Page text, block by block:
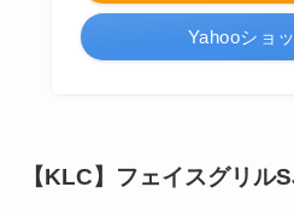
Yahooショ
【KLC】フェイスグリル